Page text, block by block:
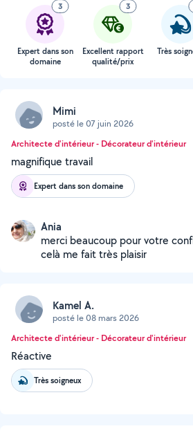
3
Expert dans son
domaine
3
Excellent rapport
qualité/prix
Très
Mimi
posté le 07 juin 2026
Architecte d'intérieur - Décorateur d'intérieur
magnifique travail
Expert dans son domaine
Ania
merci beaucoup pour votre
celà me fait très plaisir
Kamel A.
posté le 08 mars 2026
Architecte d'intérieur - Décorateur d'intérieur
Réactive
Très soigneux